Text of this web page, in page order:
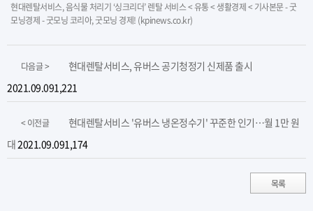
현대렌탈서비스, 음식물 처리기 ‘싱크리더’ 렌탈 서비스 < 유통 < 생활경제 < 기사본문 - 굿
모닝경제 - 굿모닝 코리아, 굿모닝 경제! (kpinews.co.kr)
다음글 >
현대렌탈서비스, 유버스 공기청정기 신제품 출시
2021.09.091,221
< 이전글
현대렌탈서비스 '유버스 냉온정수기' 꾸준한 인기…월 1만 원
대2021.09.091,174
목록